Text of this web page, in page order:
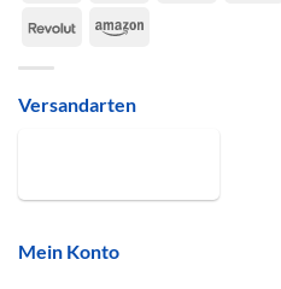
Mein Konto
RevolutAmazon
Versandarten